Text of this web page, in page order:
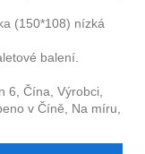
(150*108) nízká
balení.
6, Čína, Výrobci,
v Číně, Na míru,